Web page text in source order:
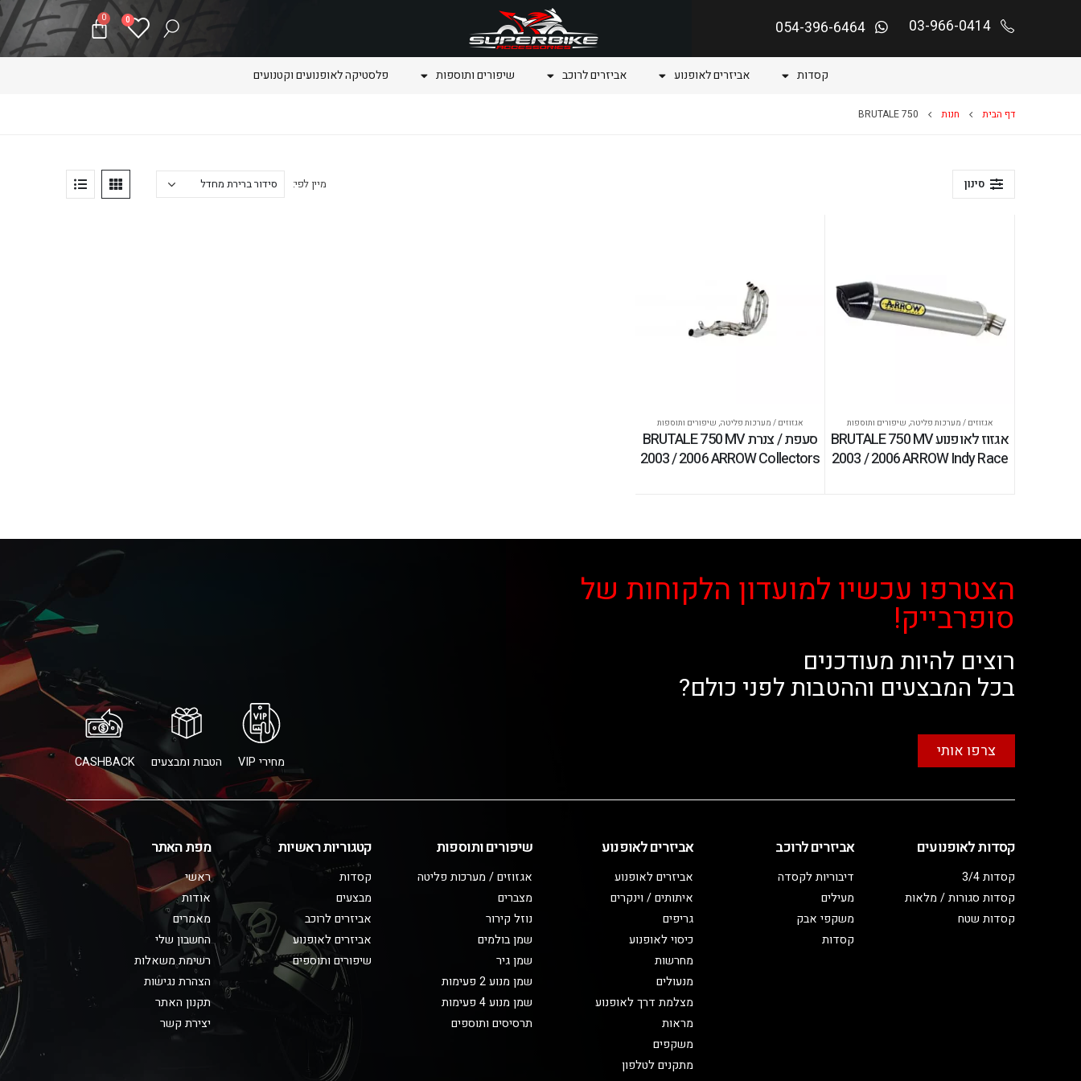
03-966-0414
054-396-6464
0
0
קסדות אביזרים לאופנוע אביזרים לרוכב שיפורים ותוספות פלסטיקה לאופנועים וקטנועים
דף הבית חנות BRUTALE 750
סינון מיין לפי:
אגזוזים / מערכות פליטה, שיפורים ותוספות
אגזוז לאופנוע BRUTALE 750 MV
2003 / 2006 ARROW Indy Race
אגזוזים / מערכות פליטה, שיפורים ותוספות
סעפת / צנרת BRUTALE 750 MV
2003 / 2006 ARROW Collectors
הצטרפו עכשיו למועדון הלקוחות של
סופרבייק!
רוצים להיות מעודכנים
בכל המבצעים וההטבות לפני כולם?
צרפו אותי
מחירי VIP הטבות ומבצעים CASHBACK
קסדות לאופנועים
קסדות 3/4
קסדות סגורות / מלאות
קסדות שטח
אביזרים לרוכב
דיבוריות לקסדה
מעילים
משקפי אבק
קסדות
אביזרים לאופנוע
אביזרים לאופנוע
איתותים / וינקרים
גריפים
כיסוי לאופנוע
מחרשות
מנעולים
מצלמת דרך לאופנוע
מראות
משקפים
מתקנים לטלפון
שיפורים ותוספות
אגזוזים / מערכות פליטה
מצברים
נוזל קירור
שמן בולמים
שמן גיר
שמן מנוע 2 פעימות
שמן מנוע 4 פעימות
תרסיסים ותוספים
קטגוריות ראשיות
קסדות
מבצעים
אביזרים לרוכב
אביזרים לאופנוע
שיפורים ותוספים
מפת האתר
ראשי
אודות
מאמרים
החשבון שלי
רשימת משאלות
הצהרת נגישות
תקנון האתר
יצירת קשר